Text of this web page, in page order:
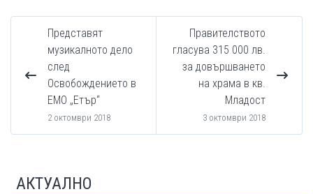
Представят
музикалното дело
след
Освобождението в
ЕМО „Етър“
2 октомври 2018
Правителството
гласува 315 000 лв.
за довършването
на храма в кв.
Младост
3 октомври 2018
АКТУАЛНО